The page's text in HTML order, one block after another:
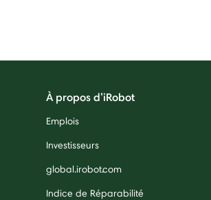
À propos d’iRobot
Emplois
Investisseurs
global.irobot.com
Indice de Réparabilité